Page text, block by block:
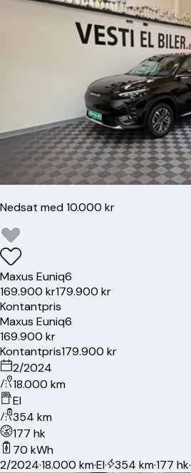
Nedsat med 10.000 kr
Maxus Euniq6
169.900 kr179.900 kr
Kontantpris
Maxus Euniq6
169.900 kr
Kontantpris179.900 kr
2/2024
18.000 km
El
354 km
177 hk
70 kWh
2/2024·18.000 km·El· 354 km·177 hk·